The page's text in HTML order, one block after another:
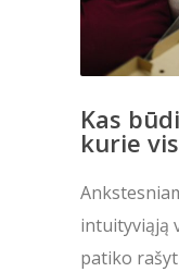
Kas
kurie
intuityviąją
patiko